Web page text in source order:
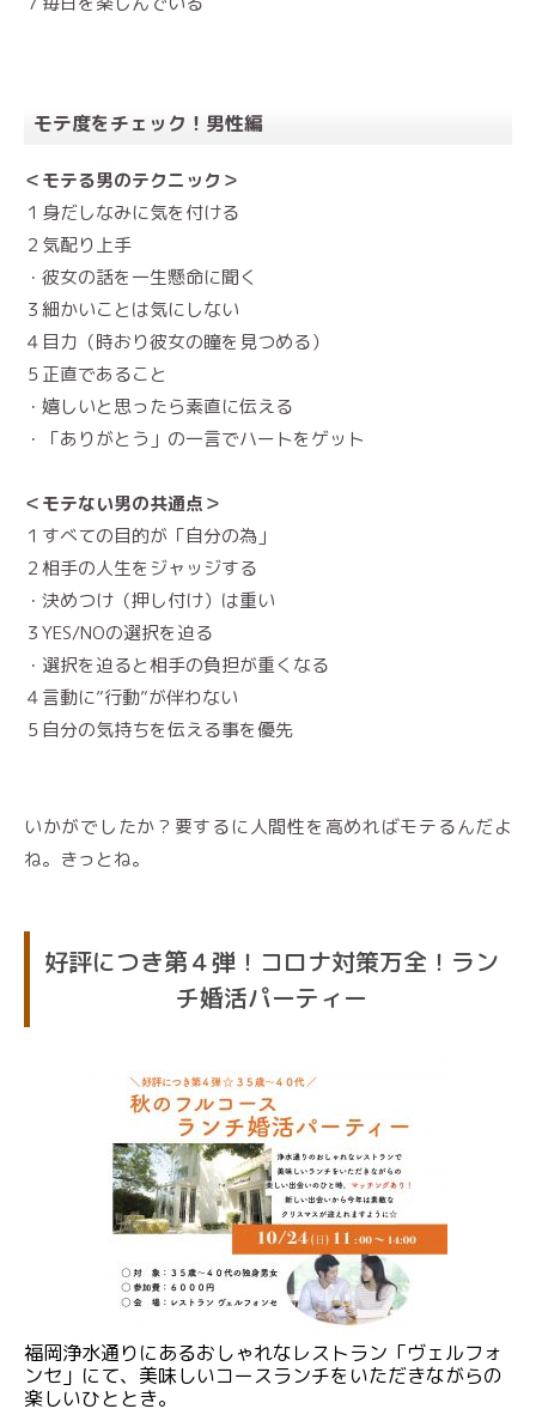
モテ度をチェック！男性編
＜モテる男のテクニック＞
１身だしなみに気を付ける
２気配り上手
・彼女の話を一生懸命に聞く
３細かいことは気にしない
４目力（時おり彼女の瞳を見つめる）
５正直であること
・嬉しいと思ったら素直に伝える
・「ありがとう」の一言でハートをゲット
＜モテない男の共通点＞
１すべての目的が「自分の為」
２相手の人生をジャッジする
・決めつけ（押し付け）は重い
３YES/NOの選択を迫る
・選択を迫ると相手の負担が重くなる
４言動に”行動”が伴わない
５自分の気持ちを伝える事を優先
いかがでしたか？要するに人間性を高めればモテるんだよ
ね。きっとね。
好評につき第４弾！コロナ対策万全！ラン
チ婚活パーティー
福岡浄水通りにあるおしゃれなレストラン「ヴェルフォ
ンセ」にて、美味しいコースランチをいただきながらの
楽しいひととき。